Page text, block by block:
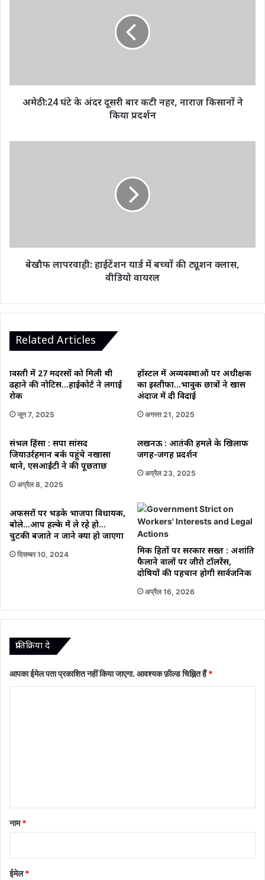
नहर,
किसानोंअमेठी :24 घंटे के अंदर दूसरी बार कटी नहर, नाराज़ किसानों ने
किया प्रदर्शन
क्लास,
वीडियो
बेखौफ लापरवाही: हाईटेंशन यार्ड में बच्चों की ट्यूशन क्लास,
वीडियो वायरल
Related Articles
श्रावस्ती में 27 मदरसों को मिली थी
ढहाने की नोटिस…हाईकोर्ट ने लगाई
रोक
जून 7, 2025
हॉस्टल में अव्यवस्थाओं पर अधीक्षक
का इस्तीफा…भावुक छात्रों ने खास
अंदाज में दी विदाई
अगस्त 21, 2025
संभल हिंसा : सपा सांसद
जियाउर्रहमान बर्क पहुंचे नखासा
थाने, एसआईटी ने की पूछताछ
अप्रैल 8, 2025
लखनऊ : आतंकी हमले के खिलाफ
जगह-जगह प्रदर्शन
अप्रैल 23, 2025
अफसरों पर भड़के भाजपा विधायक,
बोले…आप हल्के में ले रहे हो…
चुटकी बजाते न जाने क्या हो जाएगा
दिसम्बर 10, 2024
श्रमिक हितों पर सरकार सख्त : अशांति
फैलाने वालों पर जीरो टॉलरेंस,
दोषियों की पहचान होगी सार्वजनिक
अप्रैल 16, 2026
प्रातिक्रिया दे
आपका ईमेल पता प्रकाशित नहीं किया जाएगा. आवश्यक फ़ील्ड चिह्नित हैं*
नाम*
ईमेल*